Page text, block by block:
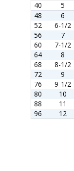
40
5
48
6
52
6-1/2
56
7
60
7-1/2
64
8
68
8-1/2
72
9
76
9-1/2
80
10
88
11
96
12